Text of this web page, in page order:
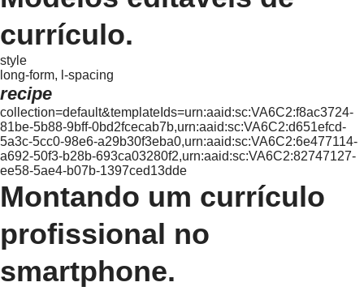
currículo.
style
long-form, l-spacing
recipe
collection=default&templateIds=urn:aaid:sc:VA6C2:f8ac3724-
81be-5b88-9bff-0bd2fcecab7b,urn:aaid:sc:VA6C2:d651efcd-
5a3c-5cc0-98e6-a29b30f3eba0,urn:aaid:sc:VA6C2:6e477114-
a692-50f3-b28b-693ca03280f2,urn:aaid:sc:VA6C2:82747127-
ee58-5ae4-b07b-1397ced13dde
Montando um currículo
profissional no
smartphone.